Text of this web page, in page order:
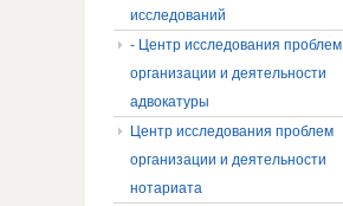
исследований
- Центр исследования проблем
организации и деятельности
адвокатуры
Центр исследования проблем
организации и деятельности
нотариата